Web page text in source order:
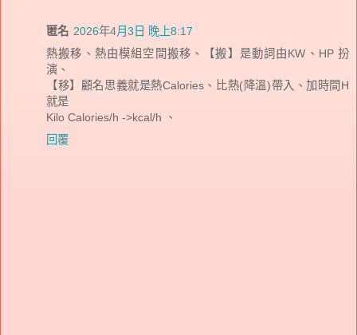
匿名 2026年4月3日 晚上8:17
熱搬移、熱由模組空間搬移、【搬】是動詞由KW、HP 扮
演、
【移】顧名思義就是熱Calories、比熱(降溫)帶入、加時間H
就是
Kilo Calories/h ->kcal/h 、
回覆